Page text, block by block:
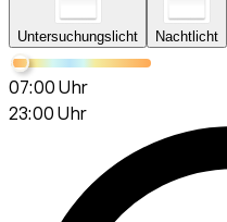
Untersuchungslicht Nachtlicht
07:00 Uhr
23:00 Uhr